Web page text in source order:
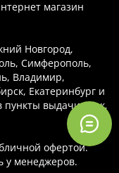
магазин
Новгород,
Симферополь,
Владимир,
Екатеринбург и
пункты выдачи Сдэк,
офертой.
у менеджеров.